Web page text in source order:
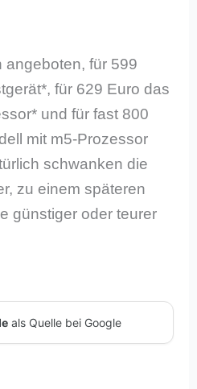
angeboten, für 599
für 629 Euro das
und für fast 800
mit m5-Prozessor
schwanken die
zu einem späteren
günstiger oder teurer
als Quelle bei Google